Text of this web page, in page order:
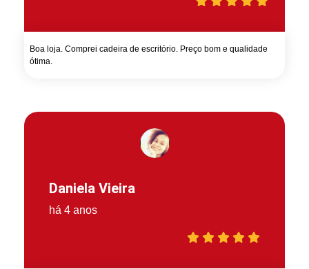
Boa loja. Comprei cadeira de escritório. Preço bom e qualidade
ótima.
Daniela Vieira
há 4 anos